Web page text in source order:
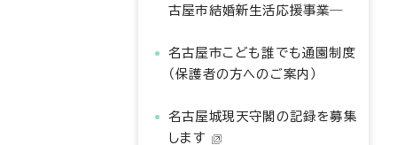
古屋市結婚新生活応援事業―
名古屋市こども誰でも通園制度
（保護者の方へのご案内）
名古屋城現天守閣の記録を募集
します